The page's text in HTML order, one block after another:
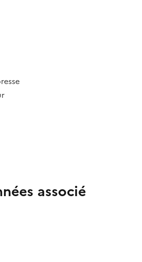
associé